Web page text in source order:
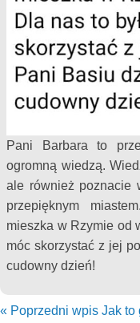
Pani Barbara to
ogromną wiedzą.
ale również poznacie
przepięknym
mieszka w Rzymie od
móc skorzystać z jej
cudowny dzień!
« Poprzedni wpis Jak to